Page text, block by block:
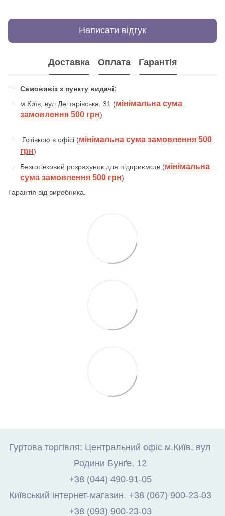
Написати відгук
Доставка Оплата Гарантія
Самовивіз з пункту видачі:
м.Київ, вул.Дегтярівська, 31 (мінімальна сума
замовлення 500 грн)
Готівкою в офісі (мінімальна сума замовлення 500
грн)
Безготівковий розрахунок для підприємств (мінімальна
сума замовлення 500 грн)
Гарантія від виробника.
Гуртова торгівля: Центральний офіс м.Київ, вул
Родини Бунґе, 12
+38 (044) 490-91-05
Київський інтернет-магазин. +38 (067) 900-23-03
+38 (093) 900-23-03